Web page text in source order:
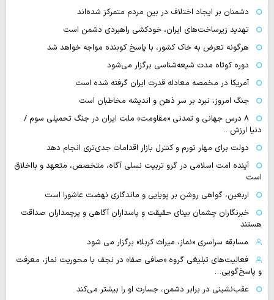
دشمنان بر ایجاد اختلاف در بین مردم متمرکز شده‌اند
تهدید زیرساخت‌های ایران، خودکشی راهبردی دشمن است
هرگونه تعرض به خاک کشور، با پاسخ کوبنده مواجه خواهد شد
دوره کوتاه مدت شیعه‌شناسی برگزار می‌شود
آمریکا در مخمصه معادله قدرت ایران گرفته شده است
جنگ امروز، نبرد بر سر ذهن و اندیشه مخاطبان است
۸ درس جهانی و تمدنی «مقاومت» ملت ایران در جنگ تحمیلی سوم /
دنیا ارزش…
دولت برای مهار تورم و کنترل بازار اقدامات جدی‌تری انجام دهد
آینده امت اسلامی در گرو تربیت نسلی آگاه، متخصص، متعهد و بااخلاق
است
اربعین، گواهی روشن بر پویایی و ماندگاری نهضت عاشورا است
خبرنگاران چشمان بینای حقیقت و پاسداران آگاهی و پرچمداران صداقت
هستند
مسابقه سراسری «نماز، میراث کربلا» برگزار می شود
فعالیت‌های تبلیغی گروه «صافی صفا» در نجف با محوریت نماز، معرفت
و پاسخ‌گویی…
عقب‌نشینی در برابر دشمن، جسارت او را بیشتر می‌کند